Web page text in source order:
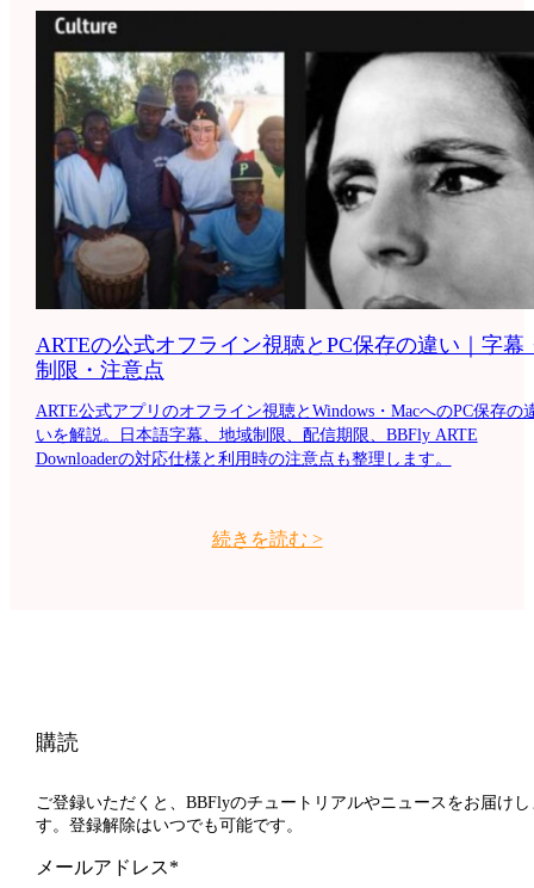
ARTEの公式オフライン視聴とPC保存の違い｜字幕
制限・注意点
ARTE公式アプリのオフライン視聴とWindows・MacへのPC保存の
いを解説。日本語字幕、地域制限、配信期限、BBFly ARTE
Downloaderの対応仕様と利用時の注意点も整理します。
続きを読む >
購読
ご登録いただくと、BBFlyのチュートリアルやニュースをお届けし
す。登録解除はいつでも可能です。
メールアドレス*